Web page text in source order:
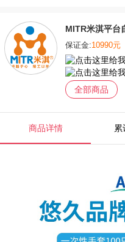
MITR米淇平台
保证金:10990元
全部商品
商品详情